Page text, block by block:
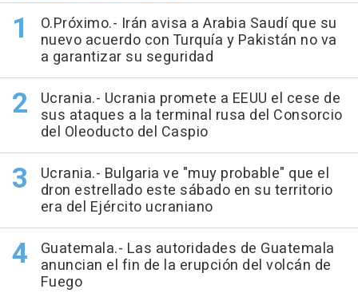
O.Próximo.- Irán avisa a Arabia Saudí que su
nuevo acuerdo con Turquía y Pakistán no va
a garantizar su seguridad
Ucrania.- Ucrania promete a EEUU el cese de
sus ataques a la terminal rusa del Consorcio
del Oleoducto del Caspio
Ucrania.- Bulgaria ve "muy probable" que el
dron estrellado este sábado en su territorio
era del Ejército ucraniano
Guatemala.- Las autoridades de Guatemala
anuncian el fin de la erupción del volcán de
Fuego